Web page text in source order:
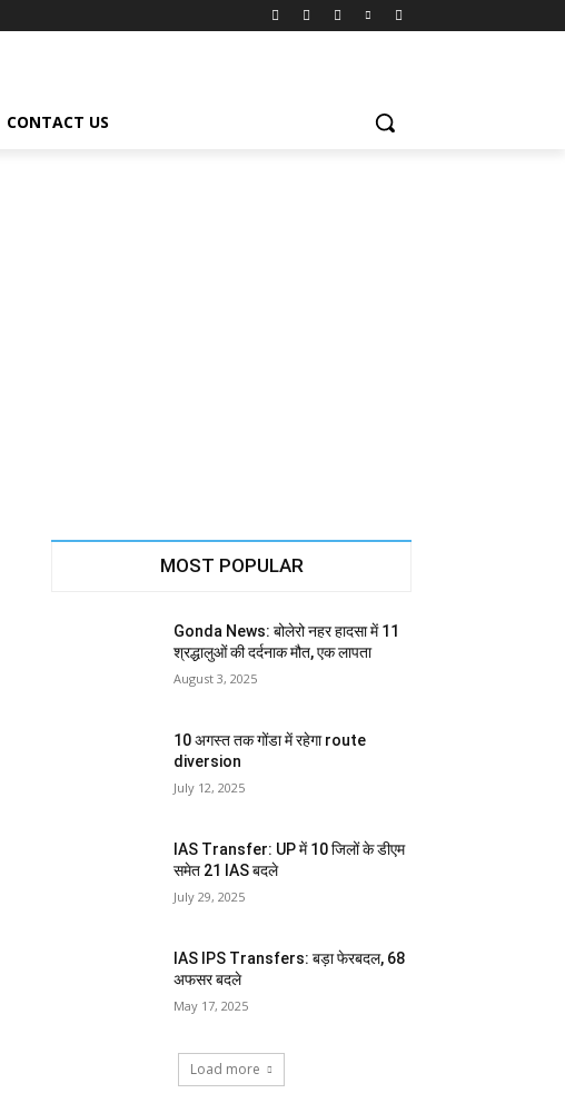
CONTACT US
MOST POPULAR
Gonda News: बोलेरो नहर हादसा में 11
श्रद्धालुओं की दर्दनाक मौत, एक लापता
August 3, 2025
10 अगस्त तक गोंडा में रहेगा route
diversion
July 12, 2025
IAS Transfer: UP में 10 जिलों के डीएम
समेत 21 IAS बदले
July 29, 2025
IAS IPS Transfers: बड़ा फेरबदल, 68
अफसर बदले
May 17, 2025
Load more